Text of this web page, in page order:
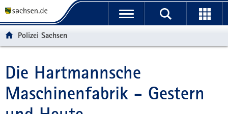
t
ü
b
e
r
t
n
a
v
p
n
h
a
t
e
I
n
f
t
-
B
e
r
Polizei Sachsen
Hauptinhalt
Die Hartmannsche
Maschinenfabrik - Gestern